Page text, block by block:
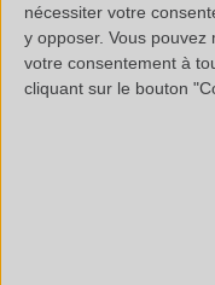
nécessiter votre
y opposer. Vous
votre consentement à
cliquant sur le bouton
L’étude d’une
d’avocat
par UHPLC/TOF